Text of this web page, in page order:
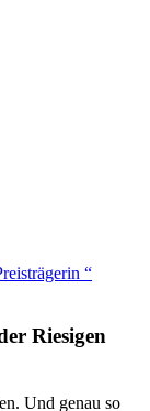
“
Riesigen
Und genau so